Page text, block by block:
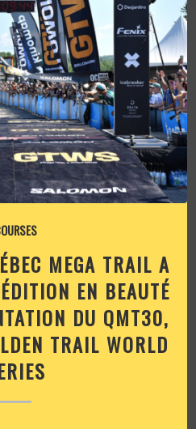
MEGA TRAIL A
EN BEAUTÉ
DU QMT30,
TRAIL WORLD